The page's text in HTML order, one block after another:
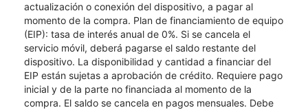
actualización o conexión del dispositivo, a pagar al
momento de la compra. Plan de financiamiento de equipo
(EIP): tasa de interés anual de 0%. Si se cancela el
servicio móvil, deberá pagarse el saldo restante del
dispositivo. La disponibilidad y cantidad a financiar del
EIP están sujetas a aprobación de crédito. Requiere pago
inicial y de la parte no financiada al momento de la
compra. El saldo se cancela en pagos mensuales. Debe